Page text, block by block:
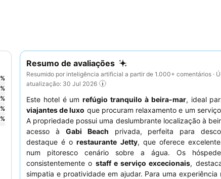
Resumo de avaliações
Resumido por inteligência artificial a partir de 1.000+ comentários ·
atualização: 30 Jul 2026
Este hotel é umrefúgio tranquilo à beira-mar, ideal
viajantes de luxo que procuram relaxamento e um
A propriedade possui uma deslumbrante localização à
acesso à Gabi Beach privada, perfeita para
destaque é orestaurante Jetty, que oferece
num pitoresco cenário sobre a água. Os
consistentemente o staff e serviço excecionais,
simpatia e proatividade em ajudar. Para uma experiência
%
%
%
%
%